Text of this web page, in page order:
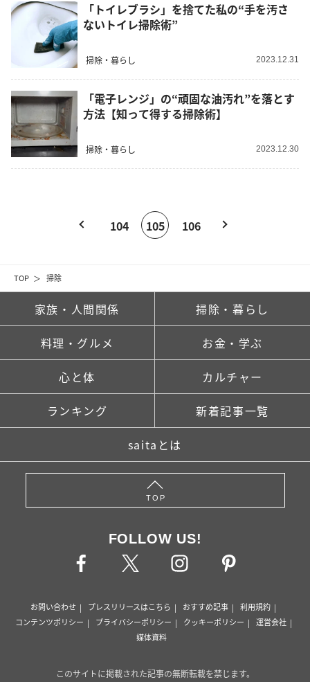
TOP 掃除
「トイレブラシ」を捨てた私の“手を汚さ
ないトイレ掃除術”
掃除・暮らし 2023.12.31
「電子レンジ」の“頑固な油汚れ”を落とす
方法【知って得する掃除術】
掃除・暮らし 2023.12.30
104 105 106
家族・人間関係 掃除・暮らし
料理・グルメ お金・学ぶ
心と体 カルチャー
ランキング 新着記事一覧
saitaとは
TOP
FOLLOW US!
お問い合わせ プレスリリースはこちら おすすめ記事
利用規約
コンテンツポリシー
プライバシーポリシー クッキーポリシー
運営会社
媒体資料
このサイトに掲載された記事の無断転載を禁じます。